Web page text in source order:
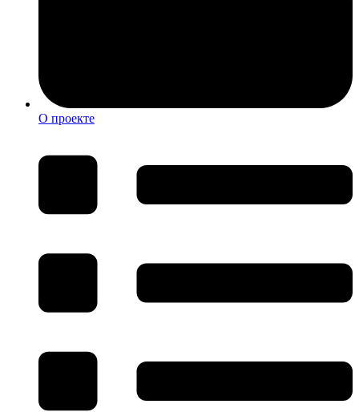
О проекте